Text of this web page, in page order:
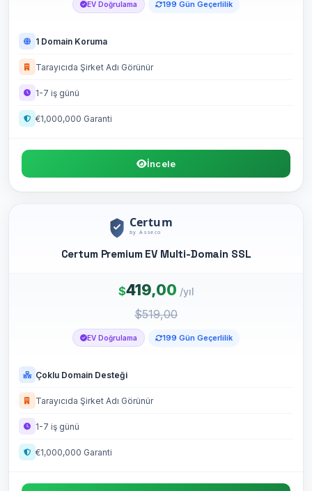
EV Doğrulama 199 Gün Geçerlilik
1 Domain Koruma
Tarayıcıda Şirket Adı Görünür
1-7 iş günü
€1,000,000 Garanti
İncele
Certum Premium EV Multi-Domain SSL
$419,00 /yıl
$519,00
EV Doğrulama 199 Gün Geçerlilik
Çoklu Domain Desteği
Tarayıcıda Şirket Adı Görünür
1-7 iş günü
€1,000,000 Garanti